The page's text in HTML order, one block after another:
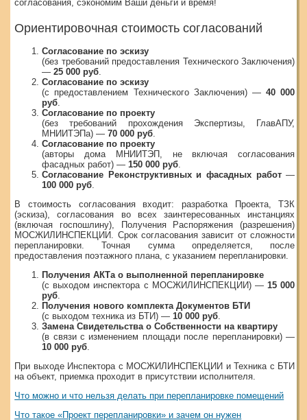
согласования, сэкономим Ваши деньги и время!
Ориентировочная стоимость согласований
Согласование по эскизу
(без требований предоставления Технического Заключения)
—25 000 руб.
Согласование по эскизу
(с предоставлением Технического Заключения) —40 000
руб.
Согласование по проекту
(без требований прохождения Экспертизы, ГлавАПУ,
МНИИТЭПа) —70 000 руб.
Согласование по проекту
(авторы дома МНИИТЭП, не включая согласования
фасадных работ) —150 000 руб.
Согласование Реконструктивных и фасадных работ—
100 000 руб.
В стоимость согласования входит: разработка Проекта, ТЗК
(эскиза), согласования во всех заинтересованных инстанциях
(включая госпошлину), Получения Распоряжения (разрешения)
МОСЖИЛИНСПЕКЦИИ. Срок согласования зависит от сложности
перепланировки. Точная сумма определяется, после
предоставления поэтажного плана, с указанием перепланировки.
Получения АКТа о выполненной перепланировке
(с выходом инспектора с МОСЖИЛИНСПЕКЦИИ) —15 000
руб.
Получения нового комплекта Документов БТИ
(с выходом техника из БТИ) —10 000 руб.
Замена Свидетельства о Собственности на квартиру
(в связи с изменением площади после перепланировки) —
10 000 руб.
При выходе Инспектора с МОСЖИЛИНСПЕКЦИИ и Техника с БТИ
на объект, приемка проходит в присутствии исполнителя.
Что можно и что нельзя делать при перепланировке помещений
Что такое «Проект перепланировки» и зачем он нужен